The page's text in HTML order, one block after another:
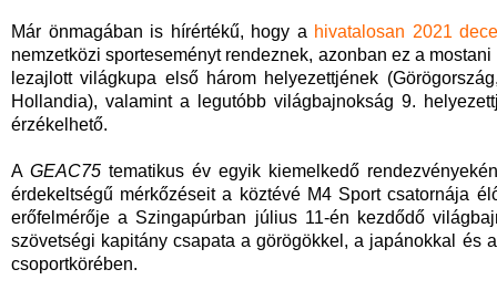
Már önmagában is hírértékű, hogy a hivatalosan 2021
nemzetközi sporteseményt rendeznek, azonban ez a
lezajlott világkupa első három helyezettjének
Hollandia), valamint a legutóbb világbajnokság 9.
érzékelhető.
A GEAC75tematikus év egyik kiemelkedő
érdekeltségű mérkőzéseit a köztévé M4 Sport csatornája
erőfelmérője a Szingapúrban július 11-én kezdődő
szövetségi kapitány csapata a görögökkel, a japánokkal és
csoportkörében.